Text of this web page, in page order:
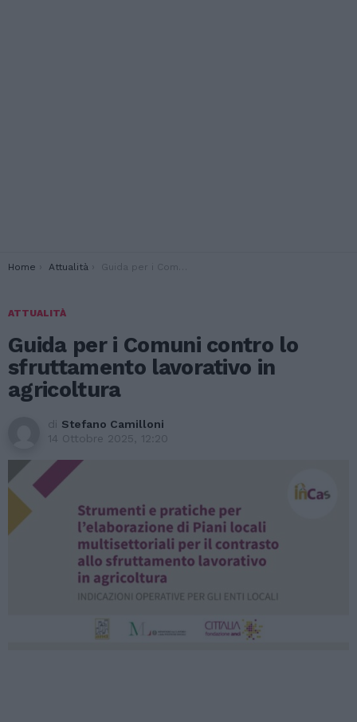
You are here:
Home Attualità Guida per i Comuni contro lo sfruttamento lavorativo in agricoltura
ATTUALITÀ
Guida per i Comuni contro lo
sfruttamento lavorativo in
agricoltura
di Stefano Camilloni
14 Ottobre 2025, 12:20